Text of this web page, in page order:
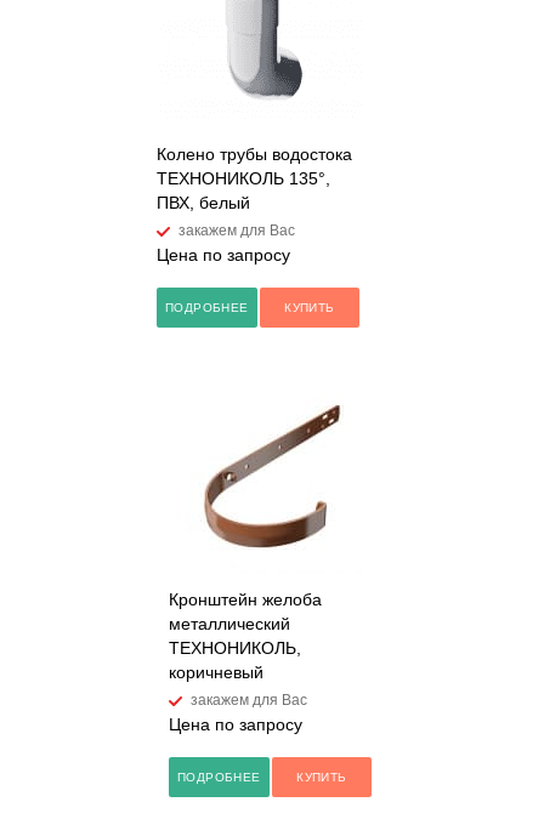
Колено трубы водостока
ТЕХНОНИКОЛЬ 135°,
ПВХ, белый
закажем для Вас
Цена по запросу
ПОДРОБНЕЕ КУПИТЬ
Кронштейн желоба
металлический
ТЕХНОНИКОЛЬ,
коричневый
закажем для Вас
Цена по запросу
ПОДРОБНЕЕ КУПИТЬ